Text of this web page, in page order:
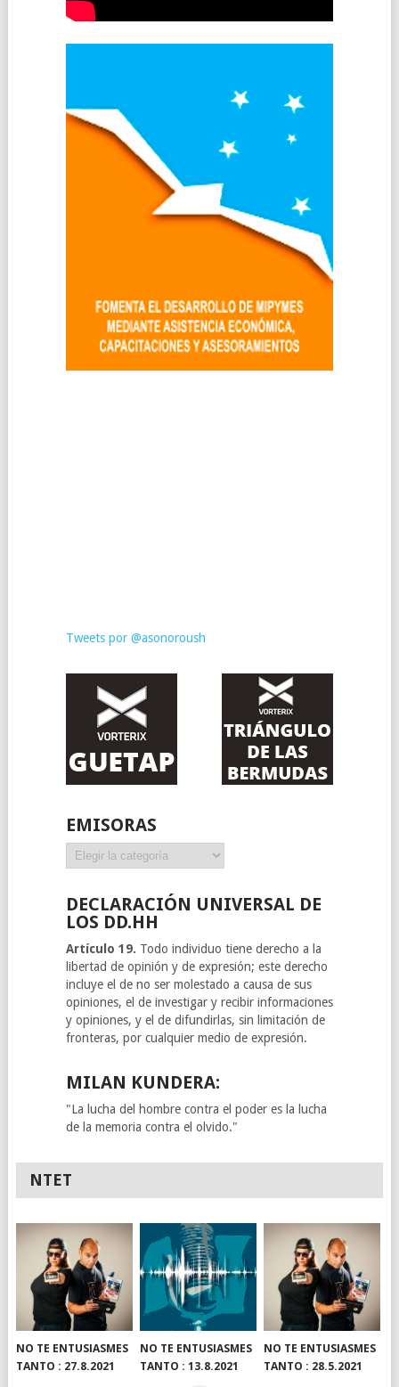
Tweets por @asonoroush
EMISORAS
Emisoras
DECLARACIÓN UNIVERSAL DE
LOS DD.HH
Artículo 19. Todo individuo tiene derecho a la
libertad de opinión y de expresión; este derecho
incluye el de no ser molestado a causa de sus
opiniones, el de investigar y recibir informaciones
y opiniones, y el de difundirlas, sin limitación de
fronteras, por cualquier medio de expresión.
MILAN KUNDERA:
"La lucha del hombre contra el poder es la lucha
de la memoria contra el olvido."
NTET
NO TE ENTUSIASMES
TANTO : 27.8.2021
NO TE ENTUSIASMES
TANTO : 13.8.2021
NO TE ENTUSIASMES
TANTO : 28.5.2021